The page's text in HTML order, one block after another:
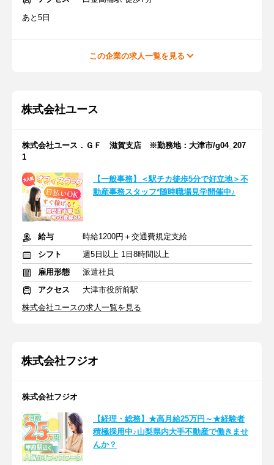
あと5日
この企業の求人一覧を見る
株式会社ユース
株式会社ユース．ＧＦ 滋賀支店 ※勤務地：大津市/g04_207
1
【一般事務】＜駅チカ徒歩5分で好立地＞不
動産事務スタッフ*随時職場見学開催中♪
給与
時給1200円＋交通費規定支給
シフト
週5日以上 1日8時間以上
雇用形態
派遣社員
アクセス
大津市役所前駅
株式会社ユースの求人一覧を見る
株式会社フジオ
株式会社フジオ
【経理・総務】★高月給25万円～★経験者
積極採用中♪山梨県内大手不動産で働きませ
んか？